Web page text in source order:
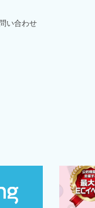
い合わせ​